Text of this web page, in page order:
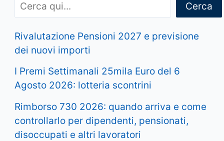
Cerca
Rivalutazione Pensioni 2027 e previsione
dei nuovi importi
I Premi Settimanali 25mila Euro del 6
Agosto 2026: lotteria scontrini
Rimborso 730 2026: quando arriva e come
controllarlo per dipendenti, pensionati,
disoccupati e altri lavoratori